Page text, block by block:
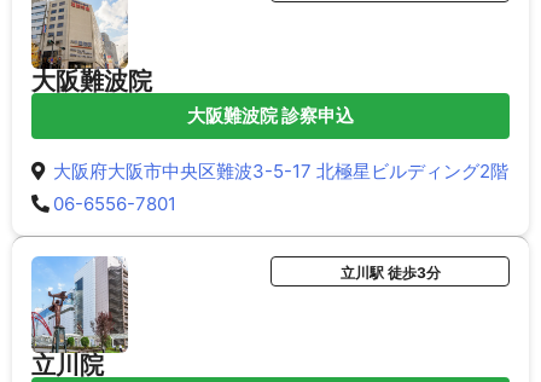
大阪難波院
大阪難波院 診察申込
大阪府大阪市中央区難波3-5-17 北極星ビルディング2階
06-6556-7801
立川院
立川駅 徒歩3分